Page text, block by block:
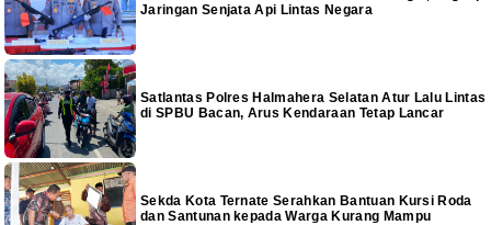
Jaringan Senjata Api Lintas Negara
Satlantas Polres Halmahera Selatan Atur Lalu Lintas
di SPBU Bacan, Arus Kendaraan Tetap Lancar
Sekda Kota Ternate Serahkan Bantuan Kursi Roda
dan Santunan kepada Warga Kurang Mampu